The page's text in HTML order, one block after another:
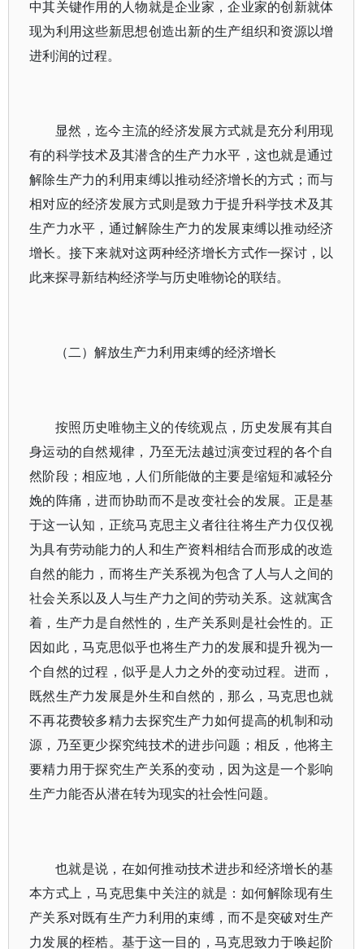
中其关键作用的人物就是企业家，企业家的创新就体
现为利用这些新思想创造出新的生产组织和资源以增
进利润的过程。
显然，迄今主流的经济发展方式就是充分利用现
有的科学技术及其潜含的生产力水平，这也就是通过
解除生产力的利用束缚以推动经济增长的方式；而与
相对应的经济发展方式则是致力于提升科学技术及其
生产力水平，通过解除生产力的发展束缚以推动经济
增长。接下来就对这两种经济增长方式作一探讨，以
此来探寻新结构经济学与历史唯物论的联结。
（二）解放生产力利用束缚的经济增长
按照历史唯物主义的传统观点，历史发展有其自
身运动的自然规律，乃至无法越过演变过程的各个自
然阶段；相应地，人们所能做的主要是缩短和减轻分
娩的阵痛，进而协助而不是改变社会的发展。正是基
于这一认知，正统马克思主义者往往将生产力仅仅视
为具有劳动能力的人和生产资料相结合而形成的改造
自然的能力，而将生产关系视为包含了人与人之间的
社会关系以及人与生产力之间的劳动关系。这就寓含
着，生产力是自然性的，生产关系则是社会性的。正
因如此，马克思似乎也将生产力的发展和提升视为一
个自然的过程，似乎是人力之外的变动过程。进而，
既然生产力发展是外生和自然的，那么，马克思也就
不再花费较多精力去探究生产力如何提高的机制和动
源，乃至更少探究纯技术的进步问题；相反，他将主
要精力用于探究生产关系的变动，因为这是一个影响
生产力能否从潜在转为现实的社会性问题。
也就是说，在如何推动技术进步和经济增长的基
本方式上，马克思集中关注的就是：如何解除现有生
产关系对既有生产力利用的束缚，而不是突破对生产
力发展的桎梏。基于这一目的，马克思致力于唤起阶